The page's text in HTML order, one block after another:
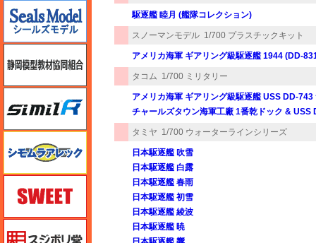
駆逐艦 睦月 (艦隊コレクション)
スノーマンモデル 1/700 プラスチックキット
アメリカ海軍 ギアリング級駆逐艦 1944 (DD-
タコム 1/700 ミリタリー
アメリカ海軍 ギアリング級駆逐艦 USS DD-
チャールズタウン海軍工廠 1番乾ドック &
タミヤ 1/700 ウォーターラインシリーズ
日本駆逐艦 吹雪
日本駆逐艦 白露
日本駆逐艦 春雨
日本駆逐艦 初雪
日本駆逐艦 綾波
日本駆逐艦 暁
シールズモデル
シミラー（similR）
シモムラアレック
スイート（SWEET）